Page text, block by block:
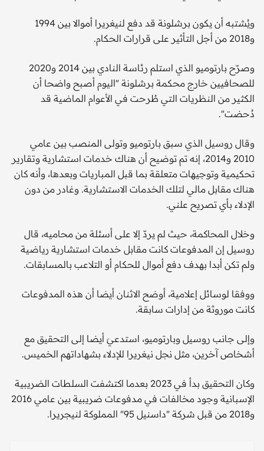
ويُشتبه أن يكون برشلونة قد دفع لنيغريرا أموالا بين 1994
و2018 من أجل التأثير على قرارات الحكام.
وصرّح بارتوميو الذي استلم رئاسة النادي بين 2014 و2020
للصحافيين خارج محكمة برشلونة "اليوم أصبح واضحا أن
الكثير من النظريات التي طُرحت في الأعوام الماضية قد
دُحضت".
وقال روسيل الذي سبق بارتوميو وتولى المنصب بين عامي
2010 و2014، إنه تم توضيح أن هناك خدمات استشارية وتقارير
تحكيمية وتوجيهات متعلقة بما قبل المباريات وبعدها، وأنه كان
هناك مقابل مالي لتلك الخدمات الاستشارية. وغادر من دون
الإدلاء بأي تصريح علني.
وخلال المحاكمة، حيث لم يردّ إلا على أسئلة من محاميه، قال
روسيل إن المدفوعات كانت مقابل خدمات استشارية رياضية
ولم تكن أبدا بهدف دفع أموال للحكام أو التلاعب بالمسابقات.
ووفقا لوسائل إعلامية، أوضح الاثنان أيضا أن هذه المدفوعات
كانت موروثة من إدارات سابقة.
وإلى جانب روسيل وبارتوميو، استدعيَ أيضا إلى التحقيق مع
أشخاص آخرين، مثل نجل نيغريرا للإدلاء بشهاداتهم الخميس.
وكان التحقيق بدأ في 2023 بعدما اكتشفت السلطات الضريبية
الإسبانية وجود مخالفات في مدفوعات ضريبية بين عامي 2016
و2018 من قبل شركة "داسنيل 95" المملوكة لنيجريرا.